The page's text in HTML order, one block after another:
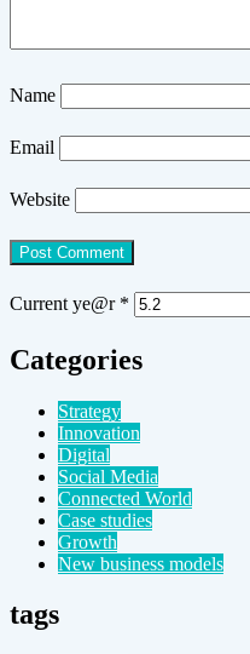
Name
Email
Website
Current ye@r *
Categories
Strategy
Innovation
Digital
Social Media
Connected World
Case studies
Growth
New business models
tags